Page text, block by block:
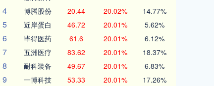
4 博腾股份 20.44 20.02% 14.77%
5 近岸蛋白 46.72 20.01% 5.62%
6 毕得医药 61.6 20.01% 6.12%
7 五洲医疗 83.62 20.01% 18.37%
8 耐科装备 49.67 20.01% 6.83%
9 一博科技 53.33 20.01% 17.26%